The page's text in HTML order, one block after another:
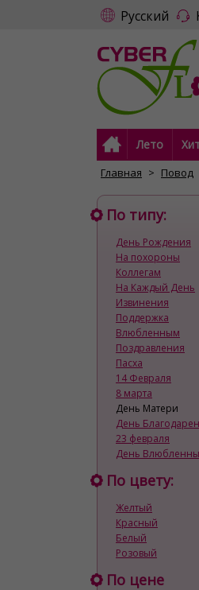
Русский
Лето
Главная Повод
По типу:
День Рождения
На похороны
Коллегам
На Каждый День
Извинения
Поддержка
Влюбленным
Поздравления
Пасха
14 Февраля
8 марта
День Матери
День
23 февраля
День
По цвету:
Желтый
Красный
Белый
Розовый
По цене